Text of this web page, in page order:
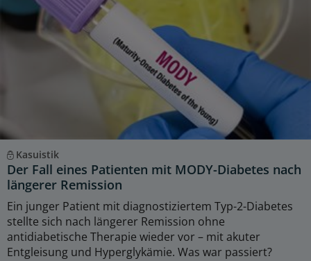
Kasuistik
Der Fall eines Patienten mit MODY-Diabetes nach
längerer Remission
Ein junger Patient mit diagnostiziertem Typ-2-Diabetes
stellte sich nach längerer Remission ohne
antidiabetische Therapie wieder vor – mit akuter
Entgleisung und Hyperglykämie. Was war passiert?